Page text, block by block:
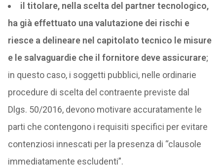
il titolare, nella scelta del partner tecnologico,
ha già effettuato una valutazione dei rischi e
riesce a delineare nel capitolato tecnico le misure
e le salvaguardie che il fornitore deve assicurare;
in questo caso, i soggetti pubblici, nelle ordinarie
procedure di scelta del contraente previste dal
Dlgs. 50/2016, devono motivare accuratamente le
parti che contengono i requisiti specifici per evitare
contenziosi innescati per la presenza di “clausole
immediatamente escludenti”.